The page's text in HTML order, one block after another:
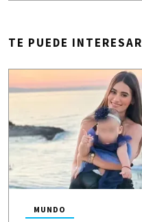
TE PUEDE INTERESAR
MUNDO